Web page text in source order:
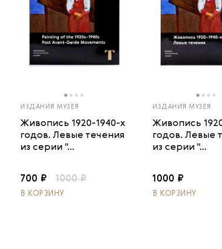
ИЗДАНИЯ МУЗЕЯ
Живопись 1920-1940-х
годов. Левые течения
из серии "...
700 ₽ 1000 ₽
В КОРЗИНУ
ИЗДАНИЯ МУЗЕЯ
Живопись
годов. Левые
из серии "...
1000 ₽
В КОРЗИНУ